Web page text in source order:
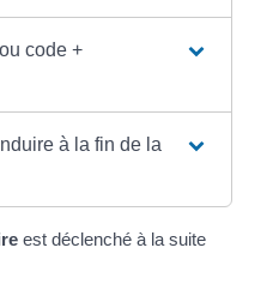
code +
à la fin de la
est déclenché à la suite